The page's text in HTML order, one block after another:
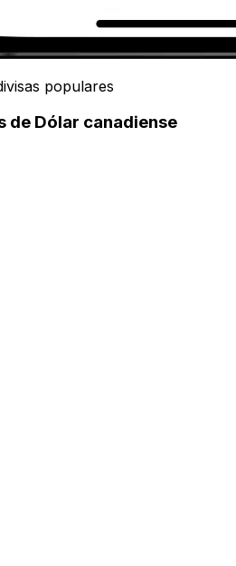
populares
de Dólar canadiense